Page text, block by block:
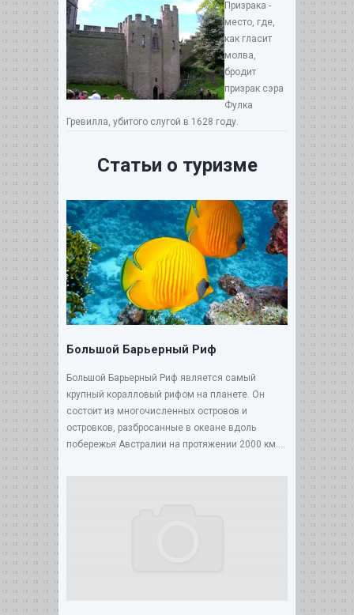
Призрака -
место, где,
как гласит
молва,
бродит
призрак сэра
Фулка
Гревилла, убитого слугой в 1628 году.
Статьи о туризме
Большой Барьерный Риф
Большой Барьерный Риф является самый
крупный коралловый рифом на планете. Он
состоит из многочисленных островов и
островков, разбросанные в океане вдоль
побережья Австралии на протяжении 2000 км....